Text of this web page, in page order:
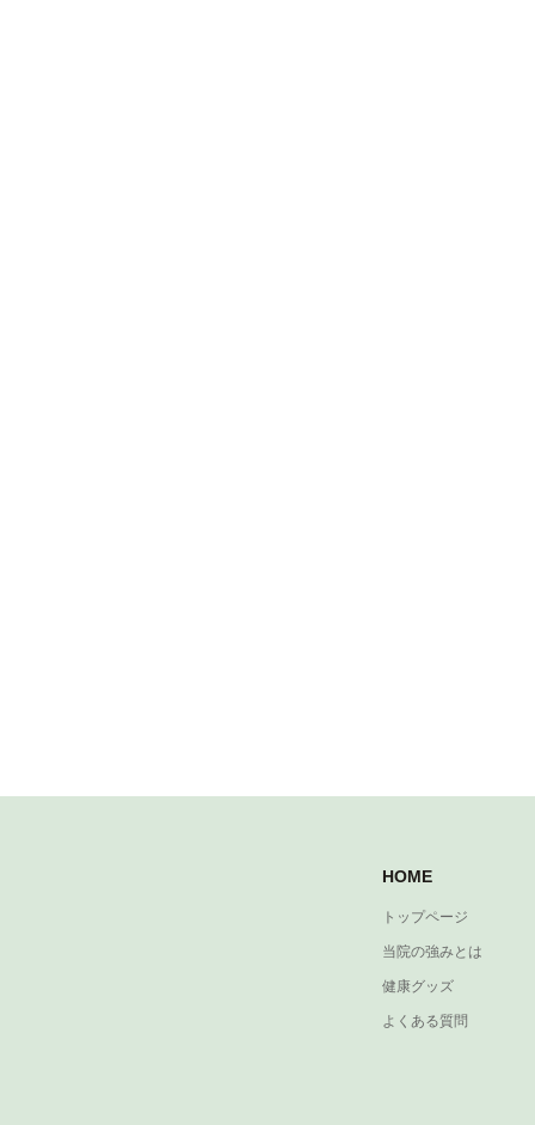
HOME
トップページ
当院の強みとは
健康グッズ
よくある質問